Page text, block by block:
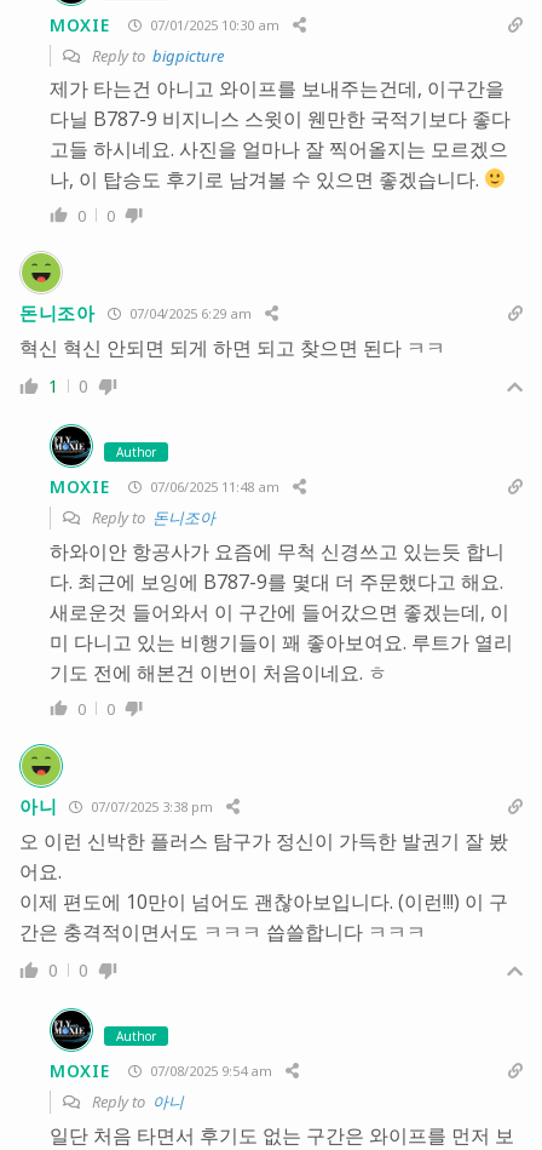
MOXIE 07/01/2025 10:30 am
Reply to bigpicture
제가 타는건 아니고 와이프를 보내주는건데, 이구간을
다닐 B787-9 비지니스 스윗이 웬만한 국적기보다 좋다
고들 하시네요. 사진을 얼마나 잘 찍어올지는 모르겠으
나, 이 탑승도 후기로 남겨볼 수 있으면 좋겠습니다.
0 0
돈니조아 07/04/2025 6:29 am
혁신 혁신 안되면 되게 하면 되고 찾으면 된다 ㅋㅋ
1 0
Author
MOXIE 07/06/2025 11:48 am
Reply to 돈니조아
하와이안 항공사가 요즘에 무척 신경쓰고 있는듯 합니
다. 최근에 보잉에 B787-9를 몇대 더 주문했다고 해요.
새로운것 들어와서 이 구간에 들어갔으면 좋겠는데, 이
미 다니고 있는 비행기들이 꽤 좋아보여요. 루트가 열리
기도 전에 해본건 이번이 처음이네요. ㅎ
0 0
아니 07/07/2025 3:38 pm
오 이런 신박한 플러스 탐구가 정신이 가득한 발권기 잘 봤
어요.
이제 편도에 10만이 넘어도 괜찮아보입니다. (이런!!!) 이 구
간은 충격적이면서도 ㅋㅋㅋ 씁쓸합니다 ㅋㅋㅋ
0 0
Author
MOXIE 07/08/2025 9:54 am
Reply to 아니
일단 처음 타면서 후기도 없는 구간은 와이프를 먼저 보